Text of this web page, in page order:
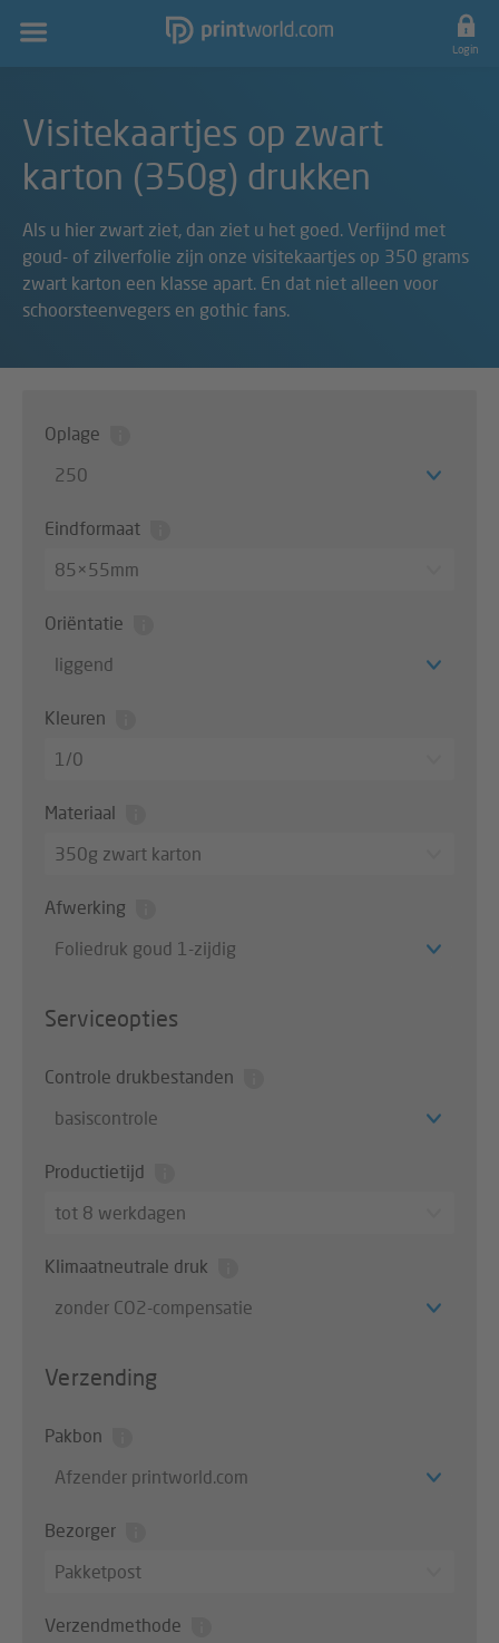
Hoofdnavigatie
Login
Visitekaartjes op zwart
karton (350g) drukken
Als u hier zwart ziet, dan ziet u het goed. Verfijnd met
goud- of zilverfolie zijn onze visitekaartjes op 350 grams
zwart karton een klasse apart. En dat niet alleen voor
schoorsteenvegers en gothic fans.
Oplage
250
Eindformaat
85×55mm
Oriëntatie
liggend
Kleuren
1/0
Materiaal
350g zwart karton
Afwerking
Foliedruk goud 1-zijdig
Serviceopties
Controle drukbestanden
basiscontrole
Productietijd
tot 8 werkdagen
Klimaatneutrale druk
zonder CO2-compensatie
Verzending
Pakbon
Afzender printworld.com
Bezorger
Pakketpost
Verzendmethode